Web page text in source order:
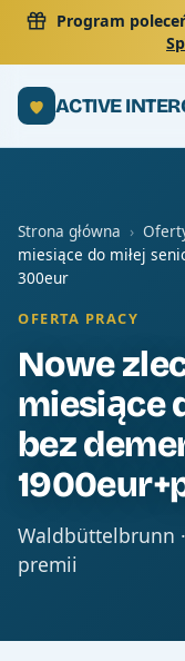
Program
ACTIVE
Strona główna ›
miesiące do miłej
300eur
OFERTA PRACY
Nowe
miesiące
bez
Waldbüttelbrunn
premii